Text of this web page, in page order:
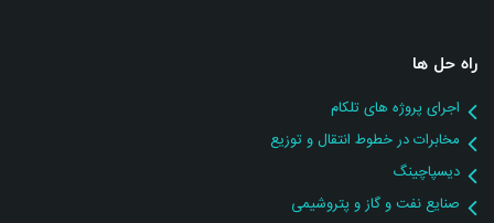
راه حل ها
اجرای پروژه های تلکام
مخابرات در خطوط انتقال و توزیع
دیسپاچینگ
صنایع نفت و گاز و پتروشیمی